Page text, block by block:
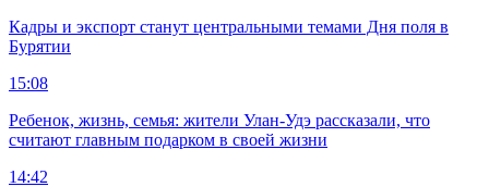
Кадры и экспорт станут центральными темами Дня поля в
Бурятии
15:08
Ребенок, жизнь, семья: жители Улан-Удэ рассказали, что
считают главным подарком в своей жизни
14:42